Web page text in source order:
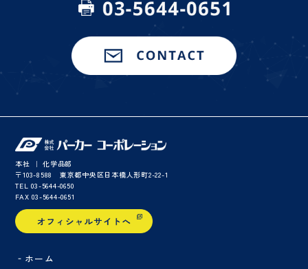
本社 ｜ 化学品部
〒103-8588 東京都中央区日本橋人形町2-22-1
TEL 03-5644-0650
FAX 03-5644-0651
‐ホーム